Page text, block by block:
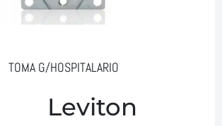
TOMA G/HOSPITALARIO
Leviton